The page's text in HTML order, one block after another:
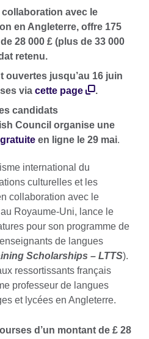
avec le
en Angleterre, offre 175
28 000 £ (plus de 33 000
retenu.
ouvertes jusqu’au 16 juin
via cette page
.
candidats
Council organise une
en ligne le 29 mai.
international du
culturelles et les
collaboration avec le
Royaume-Uni, lance le
pour son programme de
de langues
Scholarships – LTTS).
ressortissants français
professeur de langues
et lycées en Angleterre.
d’un montant de £ 28